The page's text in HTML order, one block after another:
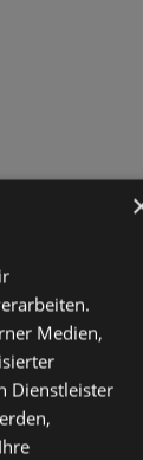
Autohaus
Der
Wiese 6,
Medien,
Dienstleister